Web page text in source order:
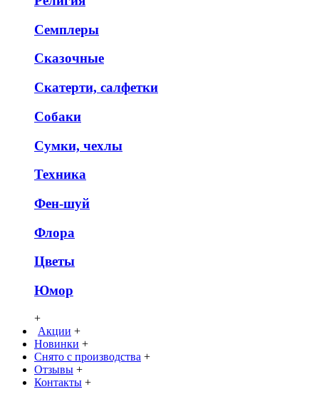
Семплеры
Сказочные
Скатерти, салфетки
Собаки
Сумки, чехлы
Техника
Фен-шуй
Флора
Цветы
Юмор
+
Акции +
Новинки +
Снято с производства +
Отзывы +
Контакты +